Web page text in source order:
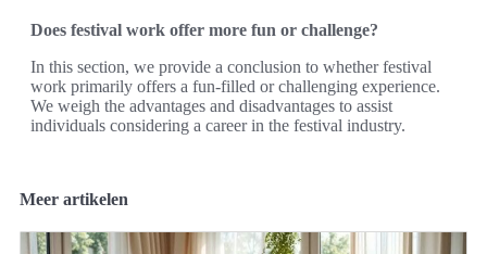
Does festival work offer more fun or challenge?
In this section, we provide a conclusion to whether festival
work primarily offers a fun-filled or challenging experience.
We weigh the advantages and disadvantages to assist
individuals considering a career in the festival industry.
Meer artikelen